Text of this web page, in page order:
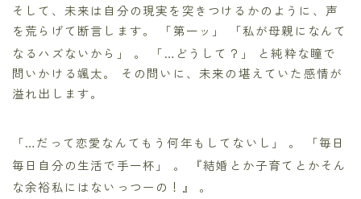
そして、未来は自分の現実を突きつけるかのように、声
を荒らげて断言します。 「第一ッ」 「私が母親になんて
なるハズないから」 。 「…どうして？」
と純粋な瞳で
問いかける颯太。 その問いに、未来の堪えていた感情が
溢れ出します。
「…だって恋愛なんてもう何年もしてないし」 。 「毎日
毎日自分の生活で手一杯」 。 『結婚とか子育てとかそん
な余裕私にはないっつーの！』 。